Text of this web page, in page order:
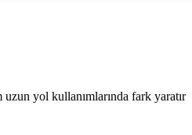
yol kullanımlarında fark yaratır